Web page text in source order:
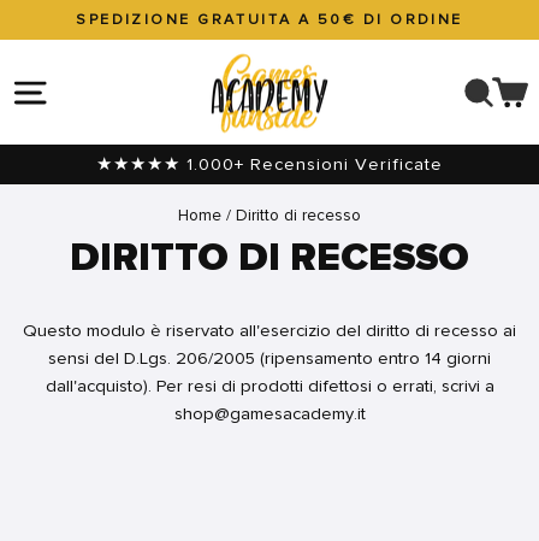
direttamente
contenuti
in
pausa
presentazione
SPEDIZIONE GRATUITA A 50€ DI ORDINE
NAVIGAZIONE DEL SITO
★★★★★ 1.000+ Recensioni Verificate
Home / Diritto di recesso
DIRITTO DI RECESSO
Questo modulo è riservato all'esercizio del diritto di recesso ai
sensi del D.Lgs. 206/2005 (ripensamento entro 14 giorni
dall'acquisto). Per resi di prodotti difettosi o errati, scrivi a
shop@gamesacademy.it